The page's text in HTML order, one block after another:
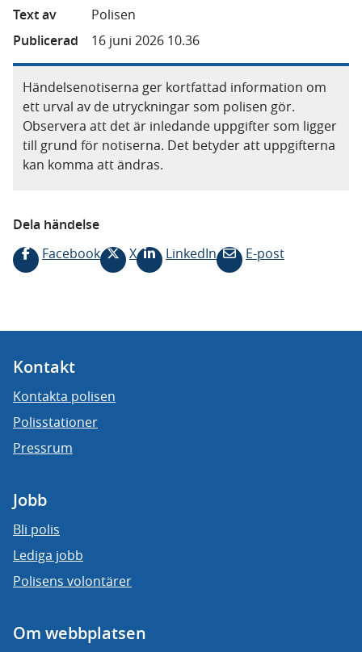
Text av
Polisen
Publicerad
16 juni 2026 10.36
Händelsenotiserna ger kortfattad information om
ett urval av de utryckningar som polisen gör.
Observera att det är inledande uppgifter som ligger
till grund för notiserna. Det betyder att uppgifterna
kan komma att ändras.
Dela händelse
Facebook
X LinkedIn E-post
Kontakt
Kontakta polisen
Polisstationer
Pressrum
Jobb
Bli polis
Lediga jobb
Polisens volontärer
Om webbplatsen